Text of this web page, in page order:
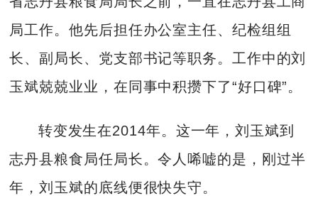
局工作。他先后担任办公室主任、纪检组组
长、副局长、党支部书记等职务。工作中的刘
玉斌兢兢业业，在同事中积攒下了“好口碑”。
转变发生在2014年。这一年，刘玉斌到
志丹县粮食局任局长。令人唏嘘的是，刚过半
年，刘玉斌的底线便很快失守。